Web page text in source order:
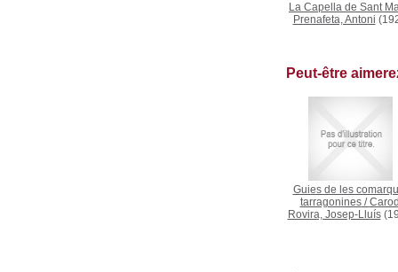
La Capella de Sant
Prenafeta, Antoni
Peut-être
Guies de les
tarragonines/
Rovira, Josep-Lluís